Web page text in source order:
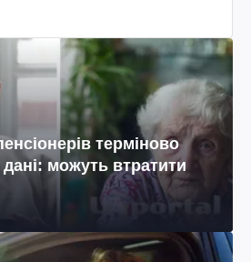
терміново
можуть втратити